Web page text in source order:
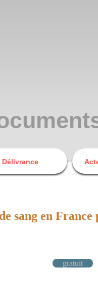
Délivrance
sang en France
gratuit